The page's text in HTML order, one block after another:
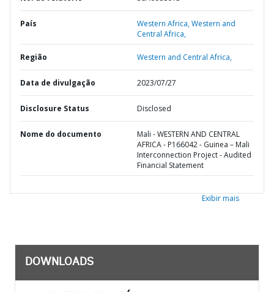
País Western Africa,Western and
Central Africa,
Região Western and Central Africa,
Data de divulgação 2023/07/27
Disclosure Status Disclosed
Nome do documento
Mali - WESTERN AND CENTRAL
AFRICA - P166042 - Guinea – Mali
Interconnection Project - Audited
Financial Statement
Exibir mais
DOWNLOADS